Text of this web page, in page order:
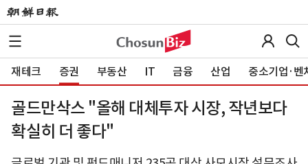
재테크 증권 부동산 IT 금융 산업 중소기업·벤
골드만삭스 "올해 대체투자 시장, 작년보다
확실히 더 좋다"